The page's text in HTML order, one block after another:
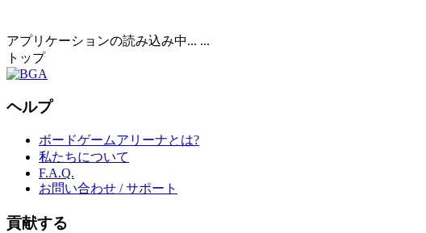
アプリケーションの読み込み中... ...
トップ
ヘルプ
ボードゲームアリーナとは?
私たちについて
F.A.Q.
お問い合わせ / サポート
貢献する